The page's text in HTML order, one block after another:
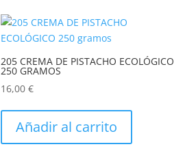
205 CREMA DE PISTACHO ECOLÓGICO
250 GRAMOS
16,00€
Añadir al carrito